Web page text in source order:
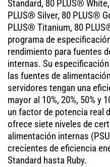
Standard, 80 PLUS®
PLUS® Silver, 80 PLUS®
PLUS® Titanium, 80
programa de
rendimiento para fuentes
internas. Su
las fuentes de
servidores tengan una
mayor al 10%, 20%, 50% y
un factor de potencia real
ofrece siete niveles de
alimentación internas
crecientes de eficiencia
Standard hasta Ruby.